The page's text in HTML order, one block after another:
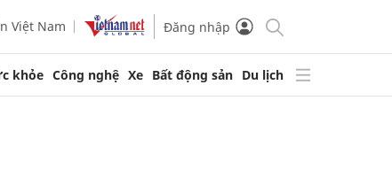
Việt Nam Đăng nhập
khỏe Công nghệ Xe Bất động sản Du lịch